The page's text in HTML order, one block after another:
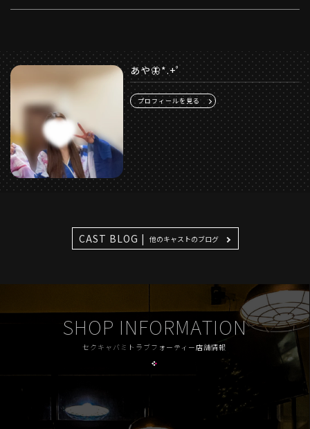
あや🦋*.+ﾟ
プロフィールを見る
CAST BLOG | 他のキャストのブログ
SHOP INFORMATION
セクキャバミトラブフォーティー店舗情報